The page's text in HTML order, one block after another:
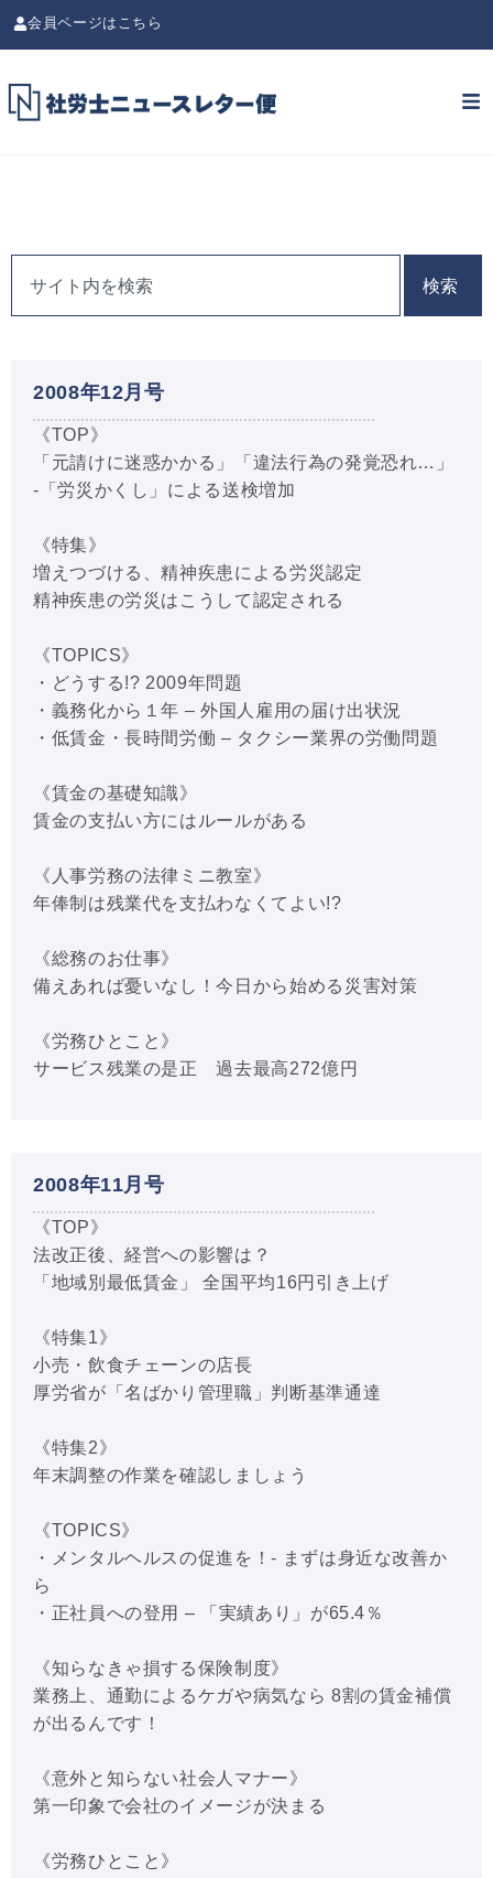
会員ページはこちら
検索
2008年12月号
《TOP》
「元請けに迷惑かかる」「違法行為の発覚恐れ…」
-「労災かくし」による送検増加
《特集》
増えつづける、精神疾患による労災認定
精神疾患の労災はこうして認定される
《TOPICS》
・どうする!? 2009年問題
・義務化から１年 – 外国人雇用の届け出状況
・低賃金・長時間労働 – タクシー業界の労働問題
《賃金の基礎知識》
賃金の支払い方にはルールがある
《人事労務の法律ミニ教室》
年俸制は残業代を支払わなくてよい!?
《総務のお仕事》
備えあれば憂いなし！今日から始める災害対策
《労務ひとこと》
サービス残業の是正 過去最高272億円
2008年11月号
《TOP》
法改正後、経営への影響は？
「地域別最低賃金」 全国平均16円引き上げ
《特集1》
小売・飲食チェーンの店長
厚労省が「名ばかり管理職」判断基準通達
《特集2》
年末調整の作業を確認しましょう
《TOPICS》
・メンタルヘルスの促進を！- まずは身近な改善か
ら
・正社員への登用 – 「実績あり」が65.4％
《知らなきゃ損する保険制度》
業務上、通勤によるケガや病気なら 8割の賃金補償
が出るんです！
《意外と知らない社会人マナー》
第一印象で会社のイメージが決まる
《労務ひとこと》